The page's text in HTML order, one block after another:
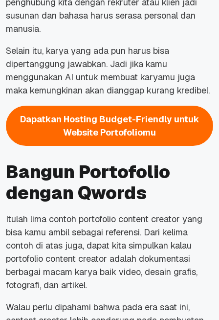
penghubung kita dengan rekruter atau klien jadi
susunan dan bahasa harus serasa personal dan
manusia.
Selain itu, karya yang ada pun harus bisa
dipertanggung jawabkan. Jadi jika kamu
menggunakan AI untuk membuat karyamu juga
maka kemungkinan akan dianggap kurang kredibel.
Dapatkan Hosting Budget-Friendly untuk
Website Portofoliomu
Bangun Portofolio
dengan Qwords
Itulah lima contoh portofolio content creator yang
bisa kamu ambil sebagai referensi. Dari kelima
contoh di atas juga, dapat kita simpulkan kalau
portofolio content creator adalah dokumentasi
berbagai macam karya baik video, desain grafis,
fotografi, dan artikel.
Walau perlu dipahami bahwa pada era saat ini,